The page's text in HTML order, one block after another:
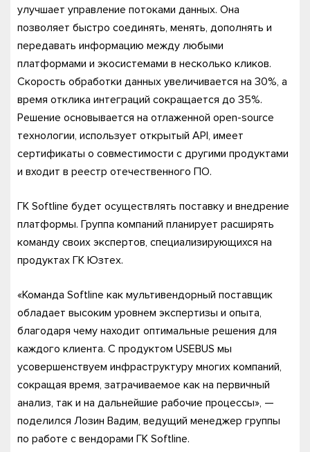
улучшает управление потоками данных. Она
позволяет быстро соединять, менять, дополнять и
передавать информацию между любыми
платформами и экосистемами в несколько кликов.
Скорость обработки данных увеличивается на 30%, а
время отклика интеграций сокращается до 35%.
Решение основывается на отлаженной open-source
технологии, использует открытый API, имеет
сертификаты о совместимости с другими продуктами
и входит в реестр отечественного ПО.
ГК Softline будет осуществлять поставку и внедрение
платформы. Группа компаний планирует расширять
команду своих экспертов, специализирующихся на
продуктах ГК Юзтех.
«Команда Softline как мультивендорный поставщик
обладает высоким уровнем экспертизы и опыта,
благодаря чему находит оптимальные решения для
каждого клиента. С продуктом USEBUS мы
усовершенствуем инфраструктуру многих компаний,
сокращая время, затрачиваемое как на первичный
анализ, так и на дальнейшие рабочие процессы», —
поделился Лозин Вадим, ведущий менеджер группы
по работе с вендорами ГК Softline.